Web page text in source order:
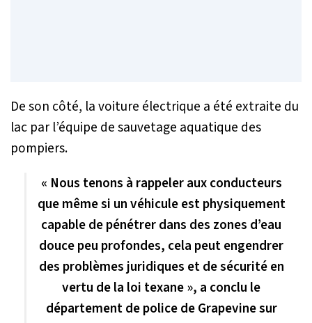
De son côté, la voiture électrique a été extraite du
lac par l’équipe de sauvetage aquatique des
pompiers.
« Nous tenons à rappeler aux conducteurs
que même si un véhicule est physiquement
capable de pénétrer dans des zones d’eau
douce peu profondes, cela peut engendrer
des problèmes juridiques et de sécurité en
vertu de la loi texane », a conclu le
département de police de Grapevine sur